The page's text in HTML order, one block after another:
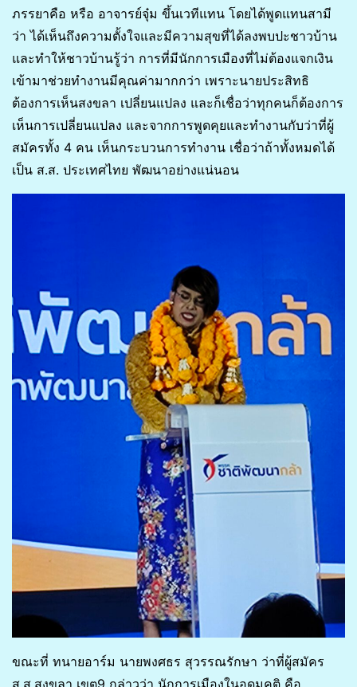
ภรรยาคือ หรือ อาจารย์จุ๋ม ขึ้นเวทีแทน โดยได้พูดแทนสามี
ว่า ได้เห็นถึงความตั้งใจและมีความสุขที่ได้ลงพบปะชาวบ้าน
และทำให้ชาวบ้านรู้ว่า การที่มีนักการเมืองที่ไม่ต้องแจกเงิน
เข้ามาช่วยทำงานมีคุณค่ามากกว่า เพราะนายประสิทธิ
ต้องการเห็นสงขลา เปลี่ยนแปลง และก็เชื่อว่าทุกคนก็ต้องการ
เห็นการเปลี่ยนแปลง และจากการพูดคุยและทำงานกับว่าที่ผู้
สมัครทั้ง 4 คน เห็นกระบวนการทำงาน เชื่อว่าถ้าทั้งหมดได้
เป็น ส.ส. ประเทศไทย พัฒนาอย่างแน่นอน
ขณะที่ ทนายอาร์ม นายพงศธร สุวรรณรักษา ว่าที่ผู้สมัคร